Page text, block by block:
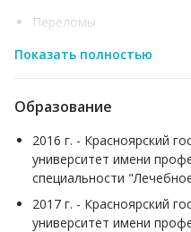
Переломы
Артрозы
Вывихи
Варикоз
Растяжение связок
Показать полностью
Образование
2016 г. - Красноярский
университет имени
специальности
2017 г. - Красноярский
университет имени